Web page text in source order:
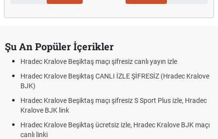
Şu An Popüler İçerikler
Hradec Kralove Beşiktaş maçı şifresiz canlı yayın izle
Hradec Kralove Beşiktaş CANLI İZLE ŞİFRESİZ (Hradec Kralove
BJK)
Hradec Kralove Beşiktaş maçı şifresiz S Sport Plus izle, Hradec
Kralove BJK link
Hradec Kralove Beşiktaş ücretsiz izle, Hradec Kralove BJK maçı
canlı linki